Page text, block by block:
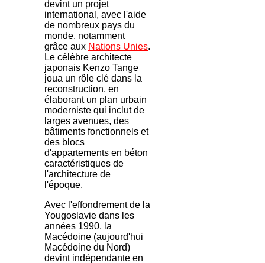
devint un projet
international, avec l'aide
de nombreux pays du
monde, notamment
grâce aux Nations Unies.
Le célèbre architecte
japonais Kenzo Tange
joua un rôle clé dans la
reconstruction, en
élaborant un plan urbain
moderniste qui inclut de
larges avenues, des
bâtiments fonctionnels et
des blocs
d'appartements en béton
caractéristiques de
l'architecture de
l'époque.
Avec l'effondrement de la
Yougoslavie dans les
années 1990, la
Macédoine (aujourd'hui
Macédoine du Nord)
devint indépendante en